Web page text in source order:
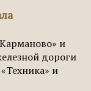
и
дороги
и